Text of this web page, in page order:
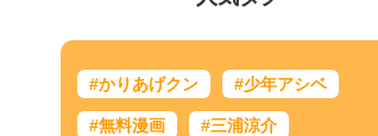
#かりあげクン #少年アシベ
#無料漫画 #三浦涼介